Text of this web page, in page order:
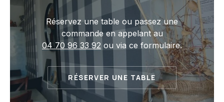
Réservez une table ou passez une
commande en appelant au
04 70 96 33 92 ou via ce formulaire.
RÉSERVER UNE TABLE